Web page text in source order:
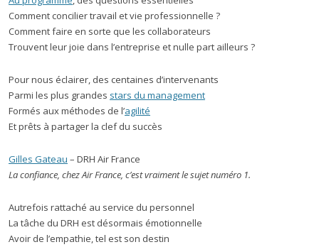
Comment concilier travail et vie professionnelle ?
Comment faire en sorte que les collaborateurs
Trouvent leur joie dans l’entreprise et nulle part ailleurs ?
Pour nous éclairer, des centaines d’intervenants
Parmi les plus grandes stars du management
Formés aux méthodes de l’agilité
Et prêts à partager la clef du succès
Gilles Gateau – DRH Air France
La confiance, chez Air France, c’est vraiment le sujet numéro 1.
Autrefois rattaché au service du personnel
La tâche du DRH est désormais émotionnelle
Avoir de l’empathie, tel est son destin